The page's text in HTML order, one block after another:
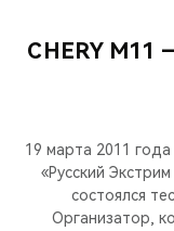
КРОССОВЕРЫ
МЫ В СОЦСЕТЯХ
КРЕДИТ И
АКСЕССУАРЫ
ЗАПЧАСТИ И
ПОДДЕРЖКА
CHERY В СОЦСЕТЯХ
ЛЮДИ CHERY
CHERY
19 марта 2011
«Русский
состоялся
Организатор,